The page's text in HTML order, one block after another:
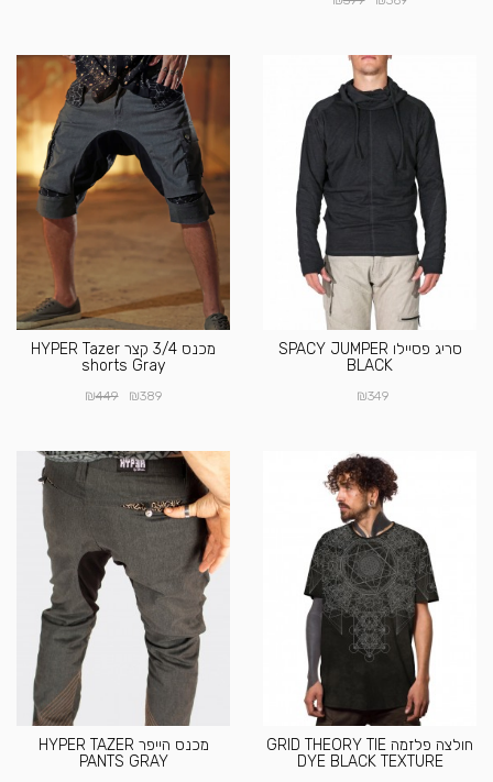
סריג פסיילו SPACY JUMPER
BLACK
₪349
מכנס 3/4 קצר HYPER Tazer
shorts Gray
₪389
₪449
חולצה פלזמה GRID THEORY TIE
DYE BLACK TEXTURE
מכנס הייפר HYPER TAZER
PANTS GRAY